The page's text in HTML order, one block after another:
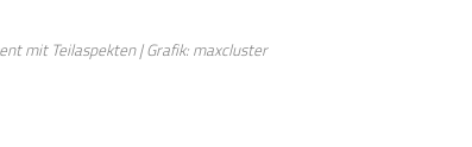
mit Teilaspekten | Grafik: maxcluster